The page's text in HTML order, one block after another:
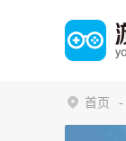
首页